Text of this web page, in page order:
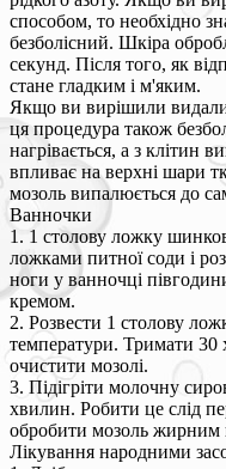
способом, то необхідно
безболісний. Шкіра
секунд. Після того, як
стане гладким і м'яким.
Якщо ви вирішили
ця процедура також
нагрівається, а з клітин
впливає на верхні шари
мозоль випалюється до
Ванночки
1. 1 столову ложку
ложками питної соди і
ноги у ванночці
кремом.
2. Розвести 1 столову
температури. Тримати 30
очистити мозолі.
3. Підігріти молочну
хвилин. Робити це слід
обробити мозоль жирним
Лікування народними